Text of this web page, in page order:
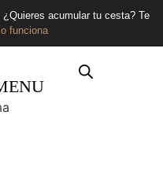
acumular tu cesta? Te
funciona